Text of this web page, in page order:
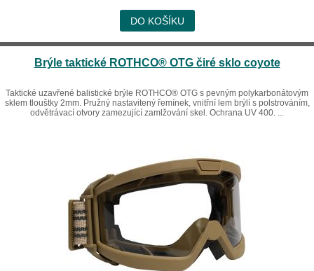
DO KOŠÍKU
Brýle taktické ROTHCO® OTG čiré sklo coyote
Taktické uzavřené balistické brýle ROTHCO® OTG s pevným polykarbonátovým
sklem tlouštky 2mm. Pružný nastavitený řemínek, vnitřní lem brýlí s polstrováním,
odvětrávací otvory zamezující zamlžování skel. Ochrana UV 400. ...